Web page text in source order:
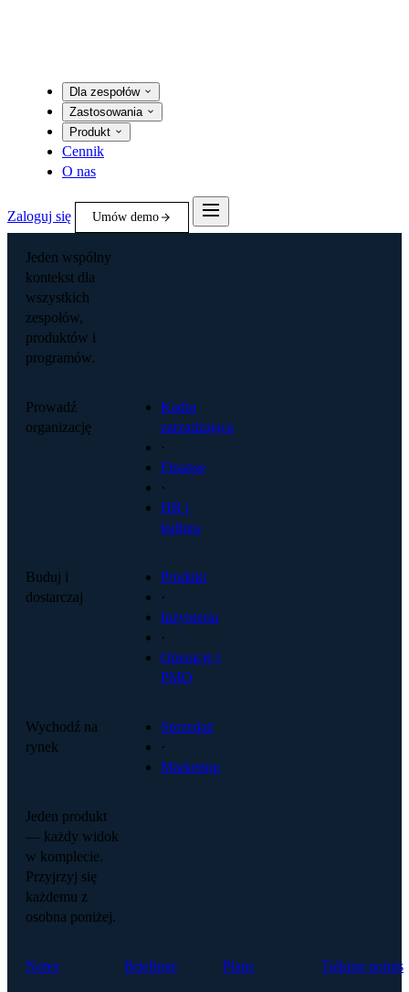
Dla zespołów
Zastosowania
Produkt
Cennik
O nas
Zaloguj się Umów demo
Jeden wspólny
kontekst dla
wszystkich
zespołów,
produktów i
programów.
Prowadź
organizację
Kadra
zarządzająca
·
Finanse
·
HR i
kultura
Buduj i
dostarczaj
Produkt
·
Inżynieria
·
Operacje i
PMO
Wychodź na
rynek
Sprzedaż
·
Marketing
Jeden produkt
— każdy widok
w komplecie.
Przyjrzyj się
każdemu z
osobna poniżej.
Notes Briefings Plans Talking points